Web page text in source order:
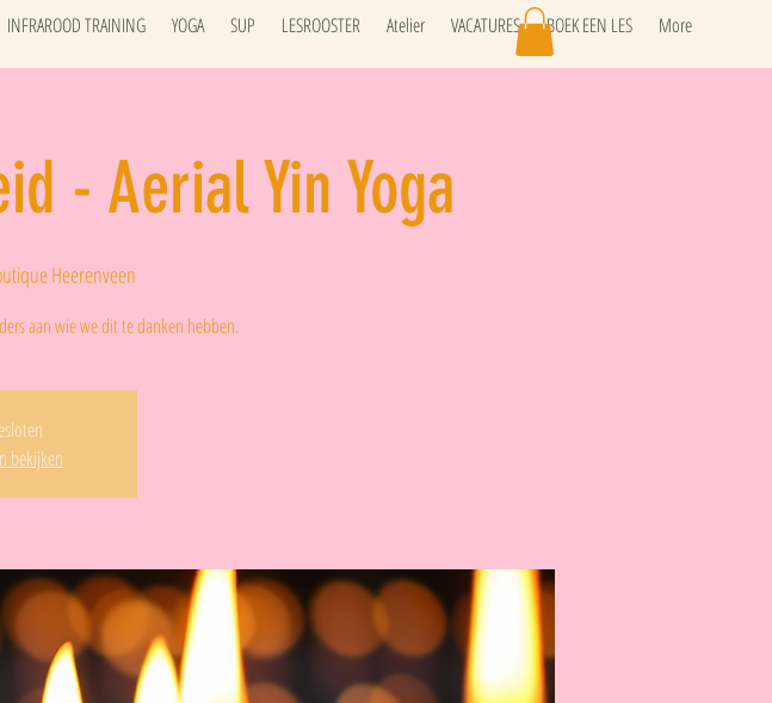
INFRAROOD TRAINING YOGA SUP LESROOSTER Atelier VACATURES BOEK EEN LES More
- Aerial Yin Yoga
Heerenveen
aan wie we dit te danken hebben.
bekijken